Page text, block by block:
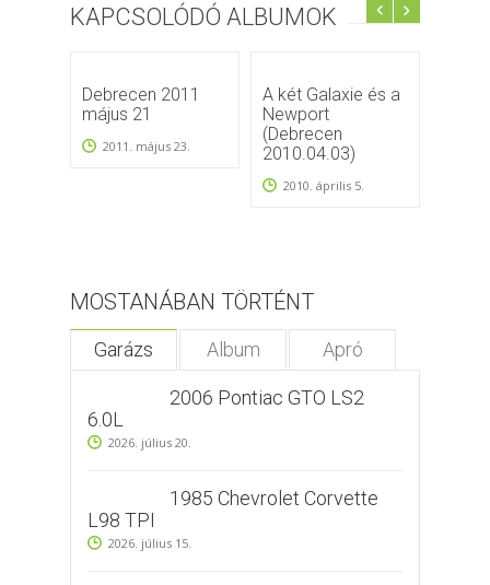
KAPCSOLÓDÓ ALBUMOK
Debrecen 2011
május 21
2011. május 23.
A két Galaxie és a
Newport
(Debrecen
2010.04.03)
2010. április 5.
MOSTANÁBAN TÖRTÉNT
Garázs Album Apró
2006 Pontiac GTO LS2
6.0L
2026. július 20.
1985 Chevrolet Corvette
L98 TPI
2026. július 15.